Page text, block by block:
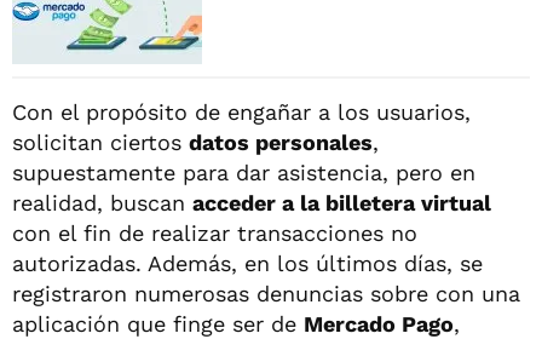
Con el propósito de engañar a los usuarios,
solicitan ciertos datos personales,
supuestamente para dar asistencia, pero en
realidad, buscan acceder a la billetera virtual
con el fin de realizar transacciones no
autorizadas. Además, en los últimos días, se
registraron numerosas denuncias sobre con una
aplicación que finge ser de Mercado Pago,